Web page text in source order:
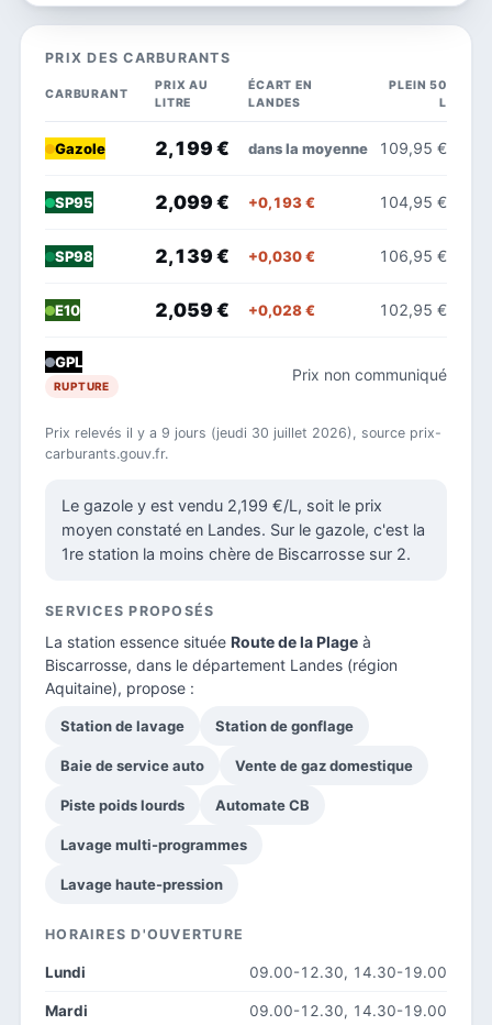
PRIX DES CARBURANTS
CARBURANT
PRIX AU
LITRE
ÉCART EN
LANDES
PLEIN 50
L
Gazole 2,199 € dans la moyenne 109,95 €
SP95 2,099 € +0,193 € 104,95 €
SP98 2,139 € +0,030 € 106,95 €
E10 2,059 € +0,028 € 102,95 €
GPL
RUPTURE
Prix non communiqué
Prix relevés il y a 9 jours (jeudi 30 juillet 2026), source prix-
carburants.gouv.fr.
Le gazole y est vendu 2,199 €/L, soit le prix
moyen constaté en Landes. Sur le gazole, c'est la
1re station la moins chère de Biscarrosse sur 2.
SERVICES PROPOSÉS
La station essence située Route de la Plage à
Biscarrosse, dans le département Landes (région
Aquitaine), propose :
Station de lavage Station de gonflage
Baie de service auto Vente de gaz domestique
Piste poids lourds Automate CB
Lavage multi-programmes
Lavage haute-pression
HORAIRES D'OUVERTURE
Lundi 09.00-12.30, 14.30-19.00
Mardi 09.00-12.30, 14.30-19.00